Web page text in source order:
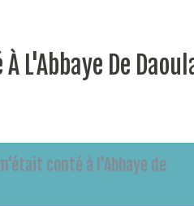
L'Abbaye De
conté à l'Abbaye de